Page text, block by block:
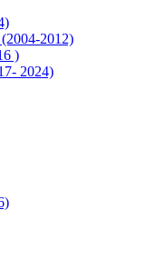
2012)
)
2024)